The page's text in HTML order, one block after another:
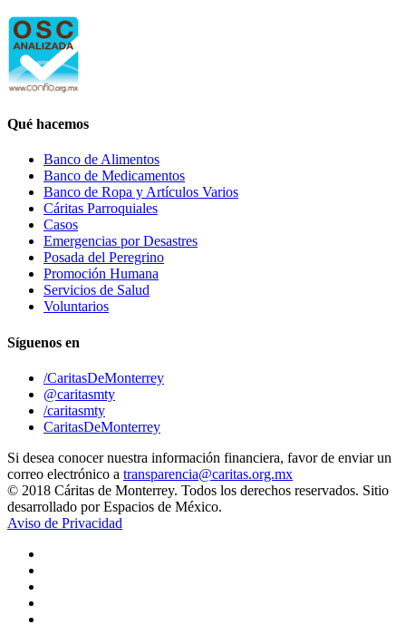
Qué hacemos
Banco de Alimentos
Banco de Medicamentos
Banco de Ropa y Artículos Varios
Cáritas Parroquiales
Casos
Emergencias por Desastres
Posada del Peregrino
Promoción Humana
Servicios de Salud
Voluntarios
Síguenos en
/CaritasDeMonterrey
@caritasmty
/caritasmty
CaritasDeMonterrey
Si desea conocer nuestra información financiera, favor de enviar un
correo electrónico a transparencia@caritas.org.mx
© 2018 Cáritas de Monterrey. Todos los derechos reservados. Sitio
desarrollado por Espacios de México.
Aviso de Privacidad